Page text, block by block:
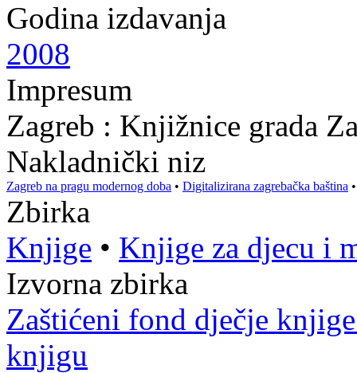
Godina izdavanja
2008
Impresum
Zagreb : Knjižnice grada
Nakladnički niz
Zagreb na pragu modernog doba • Digitalizirana zagrebačka baština
Zbirka
Knjige • Knjige za djecu i
Izvorna zbirka
Zaštićeni fond dječje
knjigu